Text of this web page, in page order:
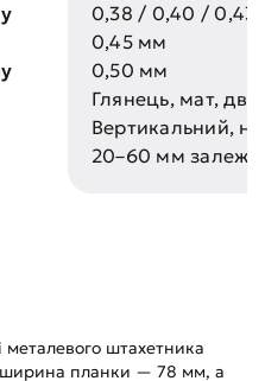
0,38 / 0,40 /
0,45 мм
0,50 мм
Глянець, мат,
Вертикальний,
20–60 мм
металевого штахетника
ширина планки — 78 мм, а